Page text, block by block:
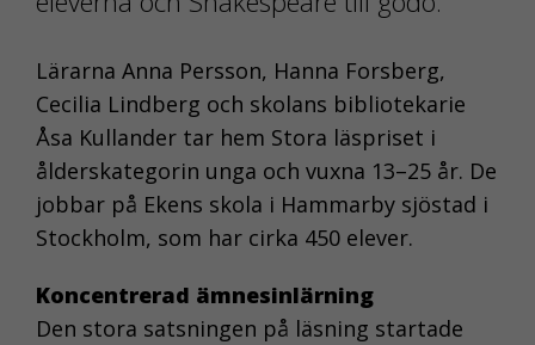
Lärarna Anna Persson, Hanna Forsberg,
Cecilia Lindberg och skolans bibliotekarie
Åsa Kullander tar hem Stora läspriset i
ålderskategorin unga och vuxna 13–25 år. De
jobbar på Ekens skola i Hammarby sjöstad i
Stockholm, som har cirka 450 elever.
Koncentrerad ämnesinlärning
Den stora satsningen på läsning startade